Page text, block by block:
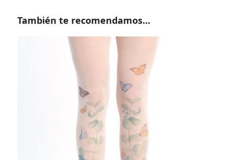
También te recomendamos…